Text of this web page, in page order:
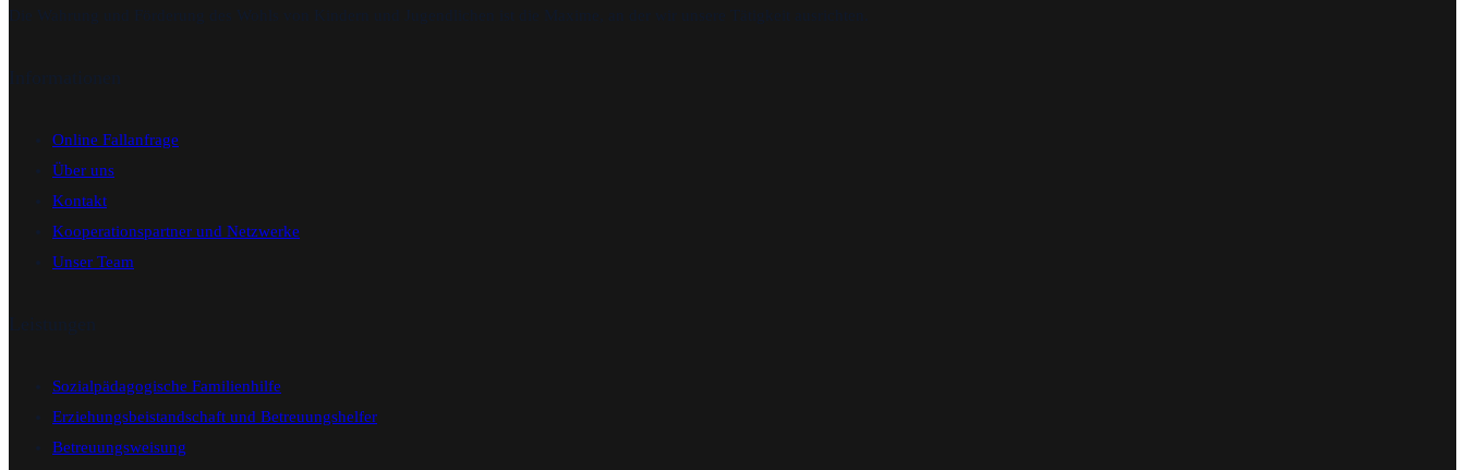
Online Fallanfrage
Über uns
Kontakt
Kooperationspartner und Netzwerke
Unser Team
Sozialpädagogische Familienhilfe
Erziehungsbeistandschaft und Betreuungshelfer
Betreuungsweisung